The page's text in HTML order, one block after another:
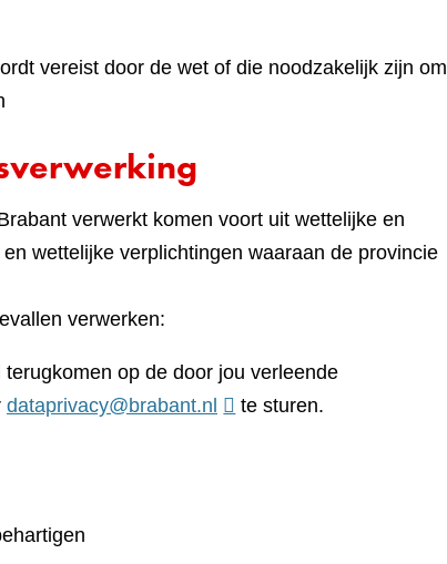
vereist door de wet of die noodzakelijk zijn om
verwerkt komen voort uit wettelijke en
wettelijke verplichtingen waaraan de provincie
verwerken:
op de door jou verleende
dataprivacy@brabant.nl
te sturen.